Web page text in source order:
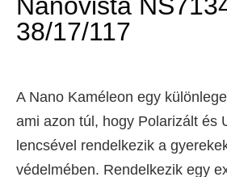
38/17/117
A Nano Kaméleon egy
ami azon túl, hogy Polarizált és
lencsével rendelkezik a
védelmében. Rendelkezik egy